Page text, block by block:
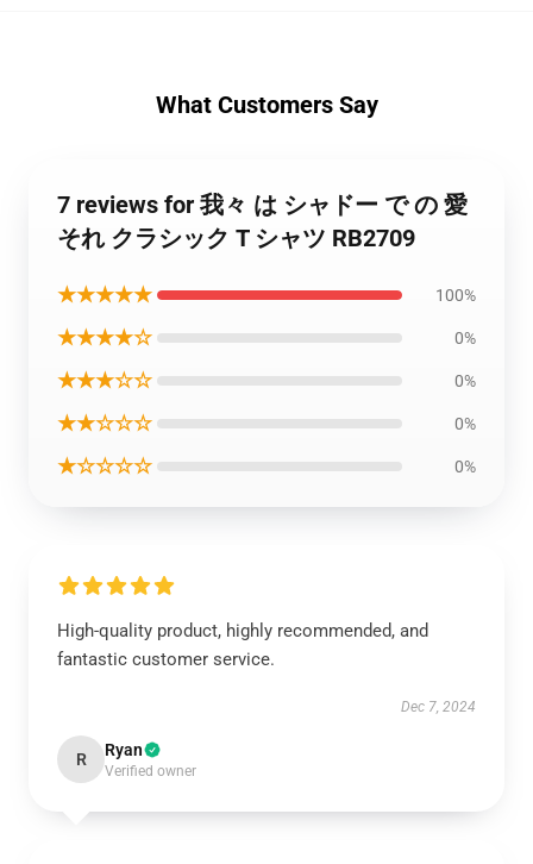
What Customers Say
7 reviews for 我々 は シャドー で の 愛
それ クラシック T シャツ RB2709
★★★★★ 100%
★★★★☆ 0%
★★★☆☆ 0%
★★☆☆☆ 0%
★☆☆☆☆ 0%
High-quality product, highly recommended, and
fantastic customer service.
Dec 7, 2024
R Ryan
Verified owner